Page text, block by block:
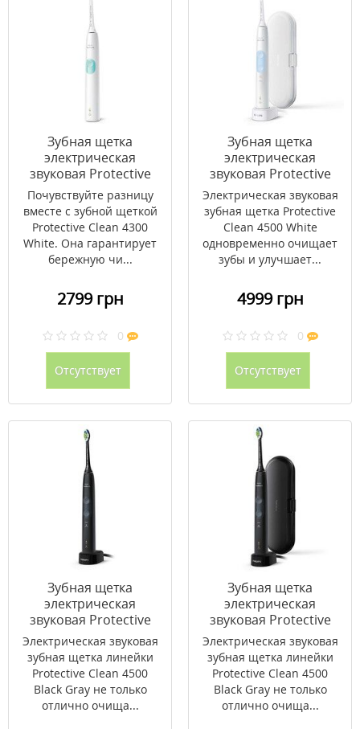
Зубная щетка
электрическая
звуковая Protective
Clean 4300 White
HX6888/98
Почувствуйте разницу
вместе с зубной щеткой
Protective Clean 4300
White. Она гарантирует
бережную чи...
2799 грн
0
Отсутствует
Зубная щетка
электрическая
звуковая Protective
Clean 4500 White
HX6839/28
Электрическая звуковая
зубная щетка Protective
Clean 4500 White
одновременно очищает
зубы и улучшает...
4999 грн
0
Отсутствует
Зубная щетка
электрическая
звуковая Protective
Clean 4500 Black Gray
HX6830/44
Электрическая звуковая
зубная щетка линейки
Protective Clean 4500
Black Gray не только
отлично очища...
Зубная щетка
электрическая
звуковая Protective
Clean 4500 Black Gray
HX6830/53
Электрическая звуковая
зубная щетка линейки
Protective Clean 4500
Black Gray не только
отлично очища...